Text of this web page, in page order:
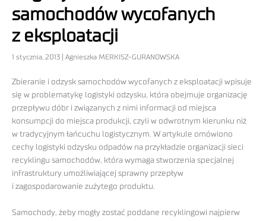
samochodów wycofanych
z eksploatacji
1 stycznia, 2013 | Agnieszka MERKISZ-GURANOWSKA
Zbieranie i odzysk samochodów wycofanych z eksploatacji wpisuje
się w problematykę logistyki odzysku, która obejmuje organizację
przepływu dóbr i związanych z nimi informacji od miejsca
konsumpcji do miejsca produkcji, czyli w odwrotnym kierunku niż
w tradycyjnym łańcuchu logistycznym. W artykule omówiono
cechy logistyki odzysku odpadów na przykładzie organizacji sieci
recyklingu samochodów, która wymaga stworzenia specjalnej
infrastruktury umożliwiającej sprawny przepływ
i zagospodarowanie zużytego produktu.
Samochody, żeby mogły zostać poddane recyklingowi najpierw